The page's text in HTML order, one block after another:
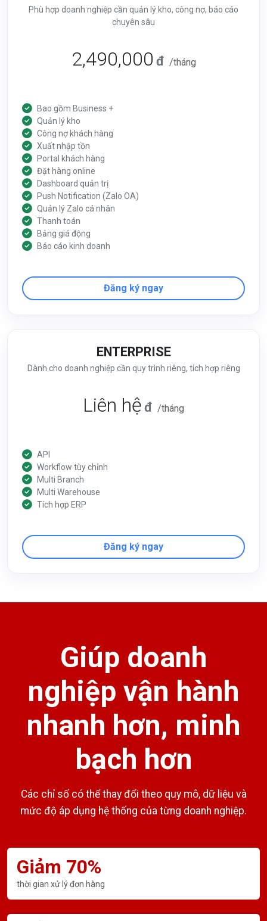
Phù hợp doanh nghiệp cần quản lý kho, công nợ, báo cáo
chuyên sâu
2,490,000 đ /tháng
Bao gồm Business +
Quản lý kho
Công nợ khách hàng
Xuất nhập tồn
Portal khách hàng
Đặt hàng online
Dashboard quản trị
Push Notification (Zalo OA)
Quản lý Zalo cá nhân
Thanh toán
Bảng giá động
Báo cáo kinh doanh
Đăng ký ngay
ENTERPRISE
Dành cho doanh nghiệp cần quy trình riêng, tích hợp riêng
Liên hệ đ /tháng
API
Workflow tùy chỉnh
Multi Branch
Multi Warehouse
Tích hợp ERP
Đăng ký ngay
Giúp doanh
nghiệp vận hành
nhanh hơn, minh
bạch hơn
Các chỉ số có thể thay đổi theo quy mô, dữ liệu và
mức độ áp dụng hệ thống của từng doanh nghiệp.
Giảm 70%
thời gian xử lý đơn hàng